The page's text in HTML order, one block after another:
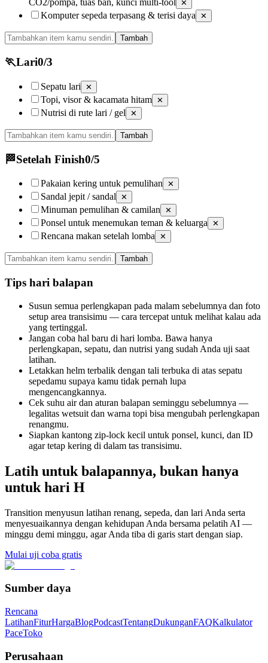
CO2/pompa, tuas ban, kunci multi-tool ✕
Komputer sepeda terpasang & terisi daya ✕
Tambah
🏃Lari0/3
Sepatu lari ✕
Topi, visor & kacamata hitam ✕
Nutrisi di rute lari / gel ✕
Tambah
🏁Setelah Finish0/5
Pakaian kering untuk pemulihan ✕
Sandal jepit / sandal ✕
Minuman pemulihan & camilan ✕
Ponsel untuk menemukan teman & keluarga ✕
Rencana makan setelah lomba ✕
Tambah
Tips hari balapan
Susun semua perlengkapan pada malam sebelumnya dan foto
setup area transisimu — cara tercepat untuk melihat kalau ada
yang tertinggal.
Jangan coba hal baru di hari lomba. Bawa hanya
perlengkapan, sepatu, dan nutrisi yang sudah Anda uji saat
latihan.
Letakkan helm terbalik dengan tali terbuka di atas sepatu
sepedamu supaya kamu tidak pernah lupa
mengencangkannya.
Cek suhu air dan aturan balapan seminggu sebelumnya —
legalitas wetsuit dan warna topi bisa mengubah perlengkapan
renangmu.
Siapkan kantong zip-lock kecil untuk ponsel, kunci, dan ID
agar tetap kering di dalam tas transisimu.
Latih untuk balapannya, bukan hanya
untuk hari H
Transition menyusun latihan renang, sepeda, dan lari Anda serta
menyesuaikannya dengan kehidupan Anda bersama pelatih AI —
minggu demi minggu, agar Anda tiba di garis start dengan siap.
Mulai uji coba gratis
Sumber daya
Rencana
LatihanFiturHargaBlogPodcastTentangDukunganFAQKalkulator
PaceToko
Perusahaan